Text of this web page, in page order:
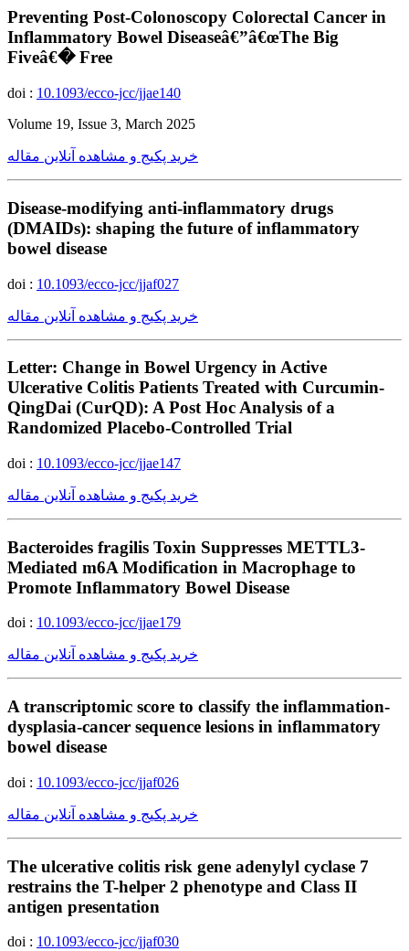
Preventing Post-Colonoscopy Colorectal Cancer in
Inflammatory Bowel Diseaseâ€”â€œThe Big
Fiveâ€� Free
doi : 10.1093/ecco-jcc/jjae140
Volume 19, Issue 3, March 2025
خرید پکیج و مشاهده آنلاین مقاله
Disease-modifying anti-inflammatory drugs
(DMAIDs): shaping the future of inflammatory
bowel disease
doi : 10.1093/ecco-jcc/jjaf027
خرید پکیج و مشاهده آنلاین مقاله
Letter: Change in Bowel Urgency in Active
Ulcerative Colitis Patients Treated with Curcumin-
QingDai (CurQD): A Post Hoc Analysis of a
Randomized Placebo-Controlled Trial
doi : 10.1093/ecco-jcc/jjae147
خرید پکیج و مشاهده آنلاین مقاله
Bacteroides fragilis Toxin Suppresses METTL3-
Mediated m6A Modification in Macrophage to
Promote Inflammatory Bowel Disease
doi : 10.1093/ecco-jcc/jjae179
خرید پکیج و مشاهده آنلاین مقاله
A transcriptomic score to classify the inflammation-
dysplasia-cancer sequence lesions in inflammatory
bowel disease
doi : 10.1093/ecco-jcc/jjaf026
خرید پکیج و مشاهده آنلاین مقاله
The ulcerative colitis risk gene adenylyl cyclase 7
restrains the T-helper 2 phenotype and Class II
antigen presentation
doi : 10.1093/ecco-jcc/jjaf030